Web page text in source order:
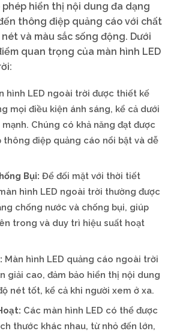
hiển thị nội dung đa dạng
thông điệp quảng cáo với chất
và màu sắc sống động. Dưới
quan trọng của màn hình LED
hình LED ngoài trời được thiết kế
mọi điều kiện ánh sáng, kể cả dưới
Chúng có khả năng đạt được
thông điệp quảng cáo nổi bật và dễ
Bụi: Để đối mặt với thời tiết
hình LED ngoài trời thường được
chống nước và chống bụi, giúp
trong và duy trì hiệu suất hoạt
Màn hình LED quảng cáo ngoài trời
giải cao, đảm bảo hiển thị nội dung
nét tốt, kể cả khi người xem ở xa.
Các màn hình LED có thể được
thước khác nhau, từ nhỏ đến lớn,